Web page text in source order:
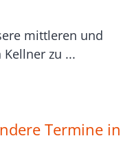
mittleren und
zu ...
Termine in